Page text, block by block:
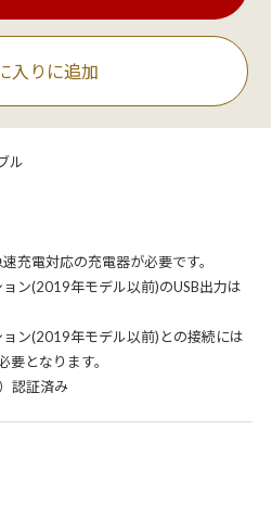
入りに追加
ル
充電対応の充電器が必要です。
ン(2019年モデル以前)のUSB出力は
ン(2019年モデル以前)との接続には
要となります。
認証済み